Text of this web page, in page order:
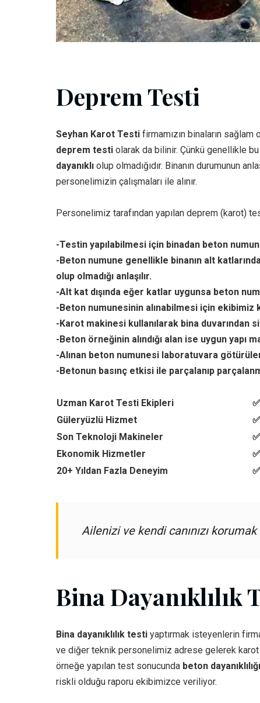
Deprem Testi
Seyhan Karot Testi firmamızın binaların sağlam
deprem testi olarak da bilinir. Çünkü genellikle
dayanıklı olup olmadığıdır. Binanın durumunun
personelimizin çalışmaları ile alınır.
Personelimiz tarafından yapılan deprem (karot)
-Testin yapılabilmesi için binadan beton
-Beton numune genellikle binanın alt
olup olmadığı anlaşılır.
-Alt kat dışında eğer katlar uygunsa beton
-Beton numunesinin alınabilmesi için ekibimiz
-Karot makinesi kullanılarak bina duvarından
-Beton örneğinin alındığı alan ise uygun yapı
-Alınan beton numunesi laboratuvara
-Betonun basınç etkisi ile parçalanıp
Uzman Karot Testi Ekipleri
Güleryüzlü Hizmet
Son Teknoloji Makineler
Ekonomik Hizmetler
20+ Yıldan Fazla Deneyim
Ailenizi ve kendi canınızı
Bina Dayanıklılık
Bina dayanıklılık testi yaptırmak isteyenlerin
ve diğer teknik personelimiz adrese gelerek karot
örneğe yapılan test sonucunda beton
riskli olduğu raporu ekibimizce veriliyor.